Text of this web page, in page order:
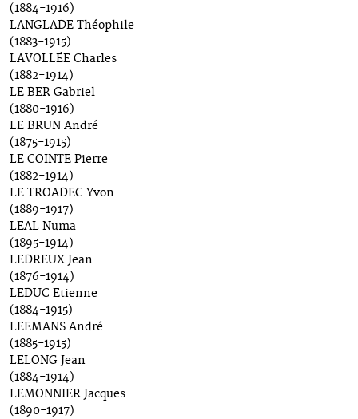
(1884-1916)
LANGLADE Théophile
(1883-1915)
LAVOLLÉE Charles
(1882-1914)
LE BER Gabriel
(1880-1916)
LE BRUN André
(1875-1915)
LE COINTE Pierre
(1882-1914)
LE TROADEC Yvon
(1889-1917)
LEAL Numa
(1895-1914)
LEDREUX Jean
(1876-1914)
LEDUC Etienne
(1884-1915)
LEEMANS André
(1885-1915)
LELONG Jean
(1884-1914)
LEMONNIER Jacques
(1890-1917)